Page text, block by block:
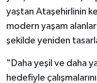
yaştan Ataşehirlinin
modern yaşam
şekilde yeniden
"Daha yeşil ve daha
hedefiyle